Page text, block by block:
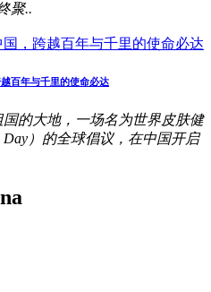
聚..
百年与千里的使命必达
的大地，一场名为世界皮肤健
Day）的全球倡议，在中国开启